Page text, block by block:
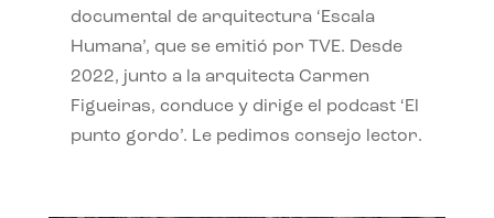
documental de arquitectura ‘Escala
Humana’, que se emitió por TVE. Desde
2022, junto a la arquitecta Carmen
Figueiras, conduce y dirige el podcast ‘El
punto gordo’. Le pedimos consejo lector.